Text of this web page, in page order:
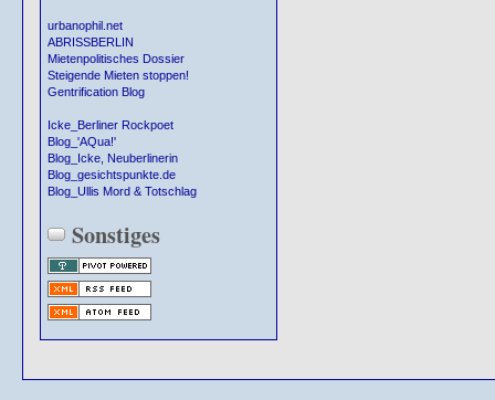
urbanophil.net
ABRISSBERLIN
Mietenpolitisches Dossier
Steigende Mieten stoppen!
Gentrification Blog
Icke_Berliner Rockpoet
Blog_'AQua!'
Blog_Icke, Neuberlinerin
Blog_gesichtspunkte.de
Blog_Ullis Mord & Totschlag
Sonstiges